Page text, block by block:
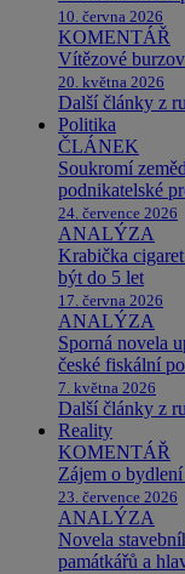
10. června 2026
KOMENTÁŘ
Vítězové
20. května 2026
Další články z
Politika
ČLÁNEK
Soukromí
podnikatelské
24. července 2026
ANALÝZA
Krabička
být do 5 let
17. června 2026
ANALÝZA
Sporná novela
české fiskální
7. května 2026
Další články z
Reality
KOMENTÁŘ
Zájem o
23. července 2026
ANALÝZA
Novela
památkářů a